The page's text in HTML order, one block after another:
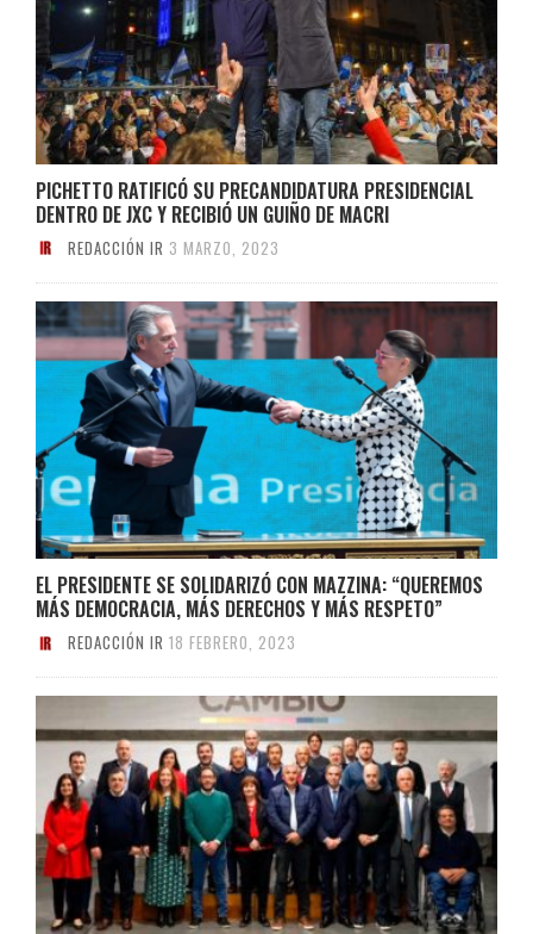
PICHETTO RATIFICÓ SU PRECANDIDATURA PRESIDENCIAL
DENTRO DE JXC Y RECIBIÓ UN GUIÑO DE MACRI
REDACCIÓN IR 3 MARZO, 2023
EL PRESIDENTE SE SOLIDARIZÓ CON MAZZINA: “QUEREMOS
MÁS DEMOCRACIA, MÁS DERECHOS Y MÁS RESPETO”
REDACCIÓN IR 18 FEBRERO, 2023